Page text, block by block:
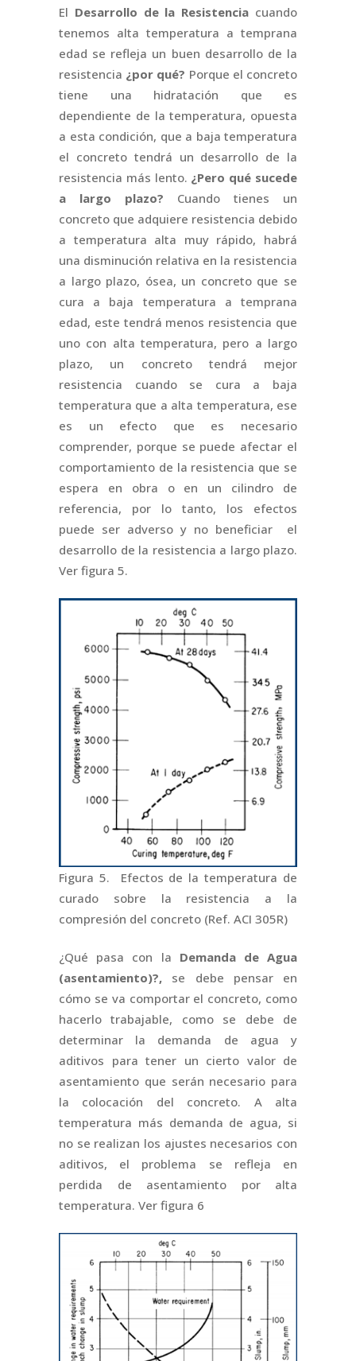
El Desarrollo de la Resistencia cuando
tenemos alta temperatura a temprana
edad se refleja un buen desarrollo de la
resistencia ¿por qué? Porque el concreto
tiene una hidratación que es
dependiente de la temperatura, opuesta
a esta condición, que a baja temperatura
el concreto tendrá un desarrollo de la
resistencia más lento. ¿Pero qué sucede
a largo plazo? Cuando tienes un
concreto que adquiere resistencia debido
a temperatura alta muy rápido, habrá
una disminución relativa en la resistencia
a largo plazo, ósea, un concreto que se
cura a baja temperatura a temprana
edad, este tendrá menos resistencia que
uno con alta temperatura, pero a largo
plazo, un concreto tendrá mejor
resistencia cuando se cura a baja
temperatura que a alta temperatura, ese
es un efecto que es necesario
comprender, porque se puede afectar el
comportamiento de la resistencia que se
espera en obra o en un cilindro de
referencia, por lo tanto, los efectos
puede ser adverso y no beneficiar el
desarrollo de la resistencia a largo plazo.
Ver figura 5.
Figura 5. Efectos de la temperatura de
curado sobre la resistencia a la
compresión del concreto (Ref. ACI 305R)
¿Qué pasa con la Demanda de Agua
(asentamiento)?, se debe pensar en
cómo se va comportar el concreto, como
hacerlo trabajable, como se debe de
determinar la demanda de agua y
aditivos para tener un cierto valor de
asentamiento que serán necesario para
la colocación del concreto. A alta
temperatura más demanda de agua, si
no se realizan los ajustes necesarios con
aditivos, el problema se refleja en
perdida de asentamiento por alta
temperatura. Ver figura 6